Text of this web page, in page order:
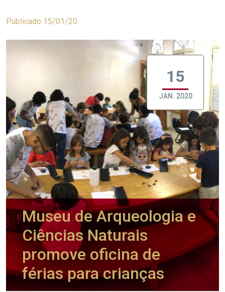
Publicado 15/01/20
15
JAN. 2020
Museu de Arqueologia e
Ciências Naturais
promove oficina de
férias para crianças